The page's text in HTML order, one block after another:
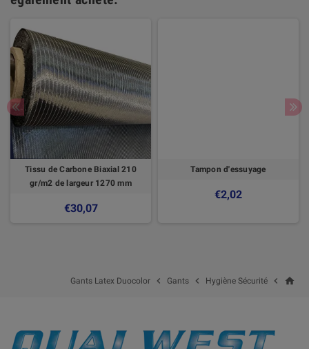
Tissu de Carbone Biaxial 210
gr/m2 de largeur 1270 mm
€30,07
Tampon d'essuyage
€2,02
home

Hygiène Sécurité

Gants

Gants Latex Duocolor